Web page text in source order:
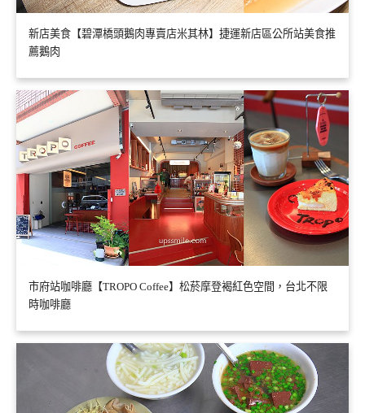
新店美食【碧潭橋頭鵝肉專賣店米其林】捷運新店區公所站美食推
薦鵝肉
市府站咖啡廳【TROPO Coffee】松菸摩登褐紅色空間，台北不限
時咖啡廳